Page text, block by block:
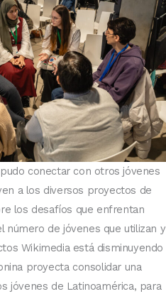
conectar con otros jóvenes
a los diversos proyectos de
los desafíos que enfrentan
número de jóvenes que utilizan y
Wikimedia está disminuyendo
proyecta consolidar una
jóvenes de Latinoamérica, para